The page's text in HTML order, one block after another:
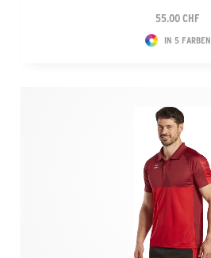
55.00 CHF
IN 5 FARBEN